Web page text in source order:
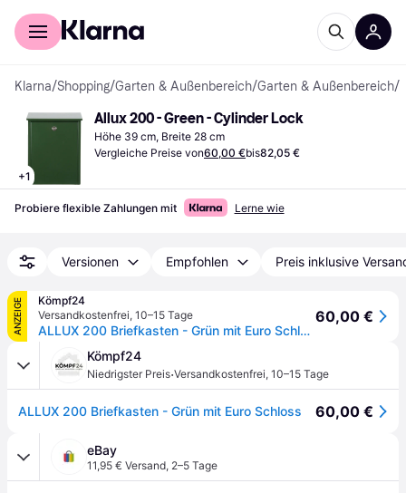
Für Shopper
Klarna/Shopping/Garten & Außenbereich/Garten & Außenbereich/
+1
Allux 200 - Green - Cylinder Lock
Höhe 39 cm, Breite 28 cm
Vergleiche Preise von60,00 €bis82,05 €
Probiere flexible Zahlungen mit Lerne wie
Versionen Empfohlen Preis inklusive
ANZEIGE
Kömpf24
Versandkostenfrei, 10–15 Tage
ALLUX 200 Briefkasten - Grün mit Euro Schloss
60,00 €
Kömpf24
Niedrigster Preis·Versandkostenfrei, 10–15 Tage
ALLUX 200 Briefkasten - Grün mit Euro Schloss 60,00 €
eBay
11,95 € Versand, 2–5 Tage